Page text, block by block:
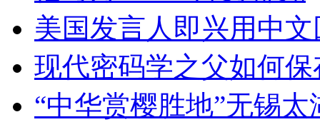
美国发言人即兴用中
现代密码学之父如何
“中华赏樱胜地”无锡